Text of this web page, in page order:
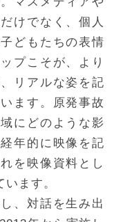
けでなく、個人
どもたちの表情
プこそが、より
リアルな姿を記
ます。原発事故
にどのような影
年的に映像を記
を映像資料とし
ます。
、対話を生み出